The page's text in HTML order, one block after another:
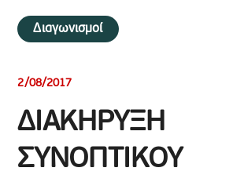
Διαγωνισμοί
2/08/2017
ΔΙΑΚΗΡΥΞΗ
ΣΥΝΟΠΤΙΚΟΥ